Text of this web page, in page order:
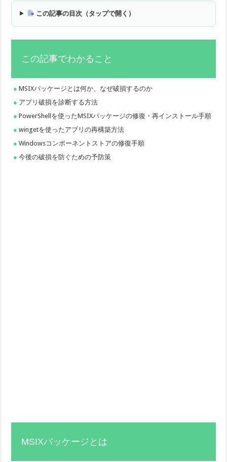
この記事の目次（タップで開く）
この記事でわかること
MSIXパッケージとは何か、なぜ破損するのか
アプリ破損を診断する方法
PowerShellを使ったMSIXパッケージの修復・再インストール手順
wingetを使ったアプリの再構築方法
Windowsコンポーネントストアの修復手順
今後の破損を防ぐための予防策
MSIXパッケージとは